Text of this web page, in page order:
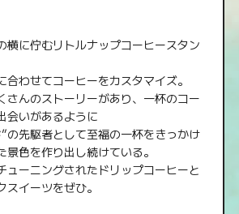
横に佇むリトルナップコーヒースタン
合わせてコーヒーをカスタマイズ。
さんのストーリーがあり、一杯のコー
会いがあるように
の先駆者として至福の一杯をきっかけ
景色を作り出し続けている。
ューニングされたドリップコーヒーと
イーツをぜひ。